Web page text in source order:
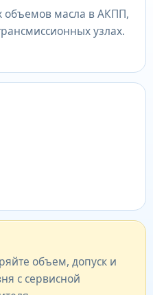
объемов масла в АКПП,
узлах.
объем, допуск и
с сервисной